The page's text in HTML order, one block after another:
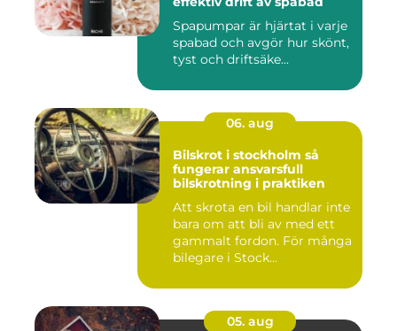
Spapumpar är hjärtat i varje
spabad och avgör hur skönt,
tyst och driftsäke...
06. aug
Bilskrot i stockholm så
fungerar ansvarsfull
bilskrotning i praktiken
Att skrota en bil handlar inte
bara om att bli av med ett
gammalt fordon. För många
bilegare i Stock...
05. aug